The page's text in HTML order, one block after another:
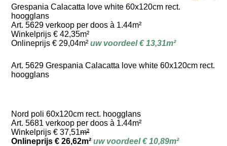
Grespania Calacatta love white 60x120cm rect.
hoogglans
Art. 5629 verkoop per doos à 1.44m²
Winkelprijs € 42,35m²
Onlineprijs € 29,04m²uw voordeel € 13,31m²
Art. 5629 Grespania Calacatta love white 60x120cm rect.
hoogglans
Nord poli 60x120cm rect. hoogglans
Art. 5681 verkoop per doos à 1.44m²
Winkelprijs € 37,51m²
Onlineprijs € 26,62m²uw voordeel € 10,89m²